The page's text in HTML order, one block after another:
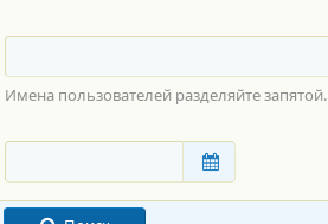
Имена пользователей разделяйте запятой.